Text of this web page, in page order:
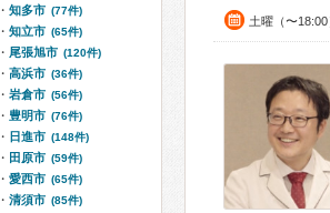
土曜（〜
知多市 (77件)
知立市 (65件)
尾張旭市 (120件)
高浜市 (36件)
岩倉市 (56件)
豊明市 (76件)
日進市 (148件)
田原市 (59件)
愛西市 (65件)
清須市 (85件)